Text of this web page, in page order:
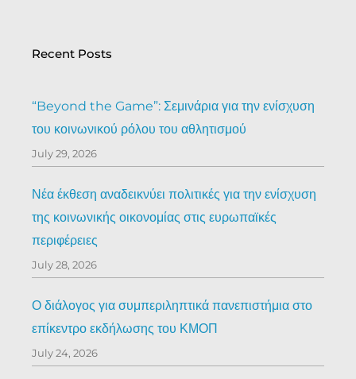
Recent Posts
“Beyond the Game”: Σεμινάρια για την ενίσχυση
του κοινωνικού ρόλου του αθλητισμού
July 29, 2026
Νέα έκθεση αναδεικνύει πολιτικές για την ενίσχυση
της κοινωνικής οικονομίας στις ευρωπαϊκές
περιφέρειες
July 28, 2026
Ο διάλογος για συμπεριληπτικά πανεπιστήμια στο
επίκεντρο εκδήλωσης του ΚΜΟΠ
July 24, 2026